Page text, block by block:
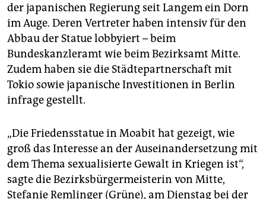
der japanischen Regierung seit Langem ein Dorn
im Auge. Deren Vertreter haben ­intensiv für den
Abbau der Statue lobbyiert – beim
Bundeskanzleramt wie beim Bezirksamt Mitte.
Zudem haben sie die Städtepartnerschaft mit
Tokio sowie japanische Investitionen in Berlin
infrage gestellt.
„Die Friedensstatue in Moabit hat gezeigt, wie
groß das Interesse an der Auseinandersetzung mit
dem Thema sexualisierte Gewalt in Kriegen ist“,
sagte die Bezirksbürgermeisterin von Mitte,
Stefanie Remlinger (Grüne), am Dienstag bei der